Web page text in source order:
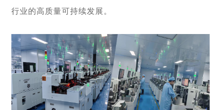
行业的高质量可持续发展。